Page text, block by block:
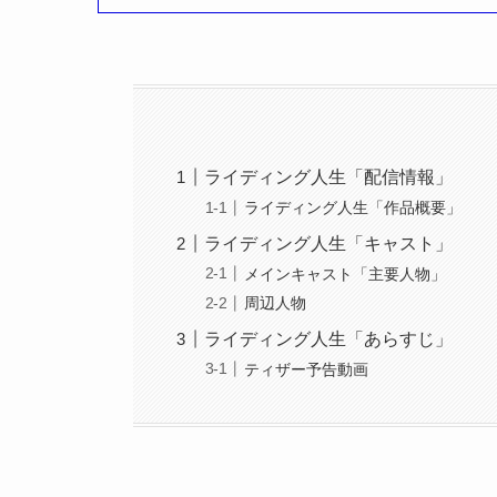
ライディング人生「配信情報」
ライディング人生「作品概要」
ライディング人生「キャスト」
メインキャスト「主要人物」
周辺人物
ライディング人生「あらすじ」
ティザー予告動画